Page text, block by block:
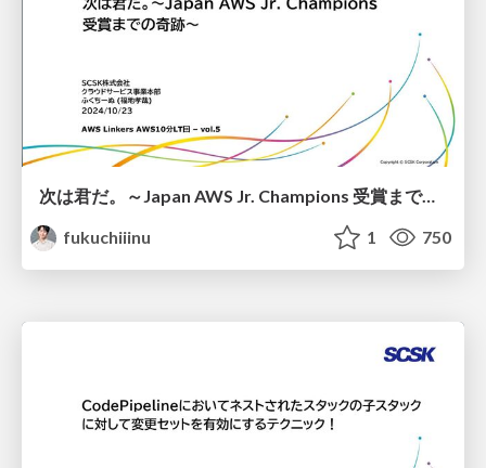
次は君だ。～Japan AWS Jr. Champions 受賞までの奇跡～
fukuchiiinu
1 750